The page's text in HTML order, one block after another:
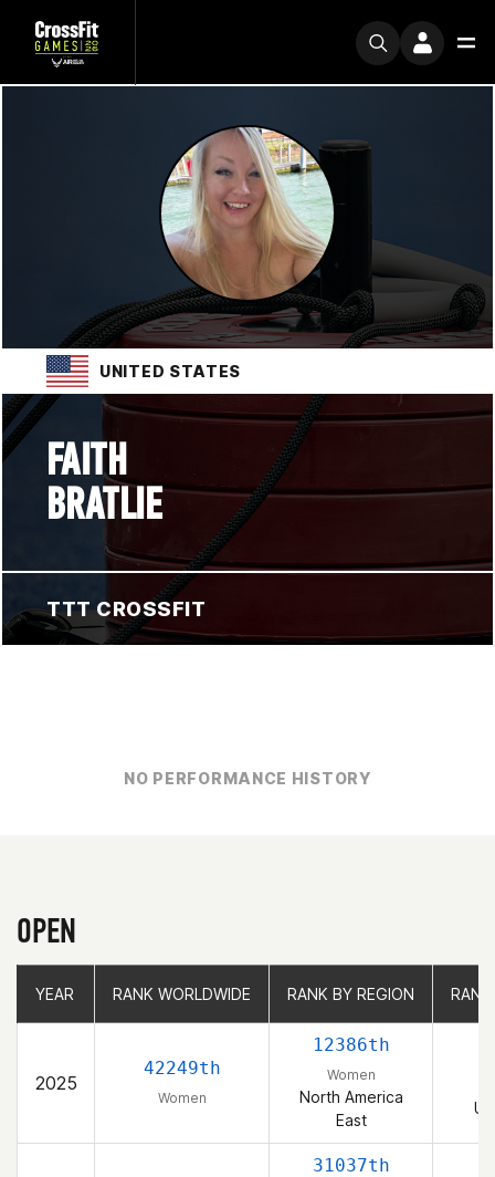
UNITED STATES
FAITH
BRATLIE
TTT CROSSFIT
NO PERFORMANCE HISTORY
OPEN
YEAR RANK WORLDWIDE RANK BY REGION
2025
42249th
Women
12386th
Women
North America
East
31037th
YEAR RANK WORLDWIDE RANK BY REGION